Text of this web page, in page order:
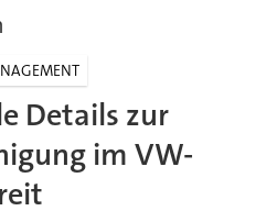
Details zur
im VW-